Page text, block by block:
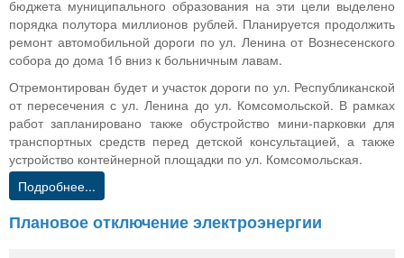
бюджета муниципального образования на эти цели выделено
порядка полутора миллионов рублей. Планируется продолжить
ремонт автомобильной дороги по ул. Ленина от Вознесенского
собора до дома 1б вниз к больничным лавам.
Отремонтирован будет и участок дороги по ул. Республиканской
от пересечения с ул. Ленина до ул. Комсомольской. В рамках
работ запланировано также обустройство мини-парковки для
транспортных средств перед детской консультацией, а также
устройство контейнерной площадки по ул. Комсомольская.
Подробнее...
Плановое отключение электроэнергии